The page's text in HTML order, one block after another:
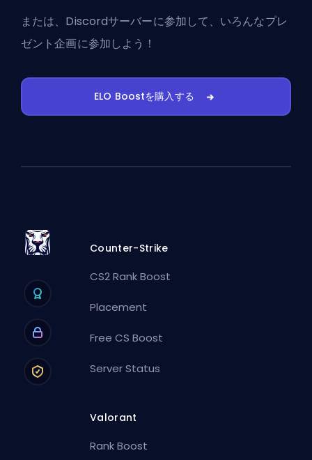
または、 Discordサーバーに参加して、いろんなプレ
ゼント企画に参加しよう！
ELO Boostを購入する
Counter-Strike
CS2 Rank Boost
Placement
Free CS Boost
Server Status
Valorant
Rank Boost